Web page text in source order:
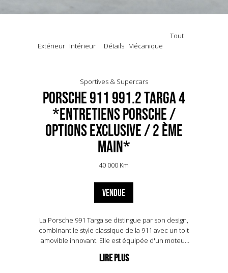
Extérieur Intérieur Détails Mécanique
Tout
Sportives & Supercars
Porsche 911 991.2 Targa 4
*Entretiens Porsche /
Options Exclusive / 2 ème
main*
40 000 Km
VENDUE
La Porsche 991 Targa se distingue par son design,
combinant le style classique de la 911 avec un toit
amovible innovant. Elle est équipée d'un moteur
chevaux et offrant une polyvalence